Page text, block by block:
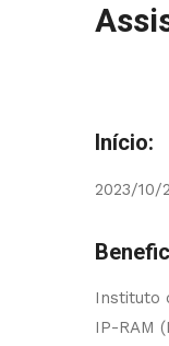
Início:
2023/10/
Instituto
IP-RAM